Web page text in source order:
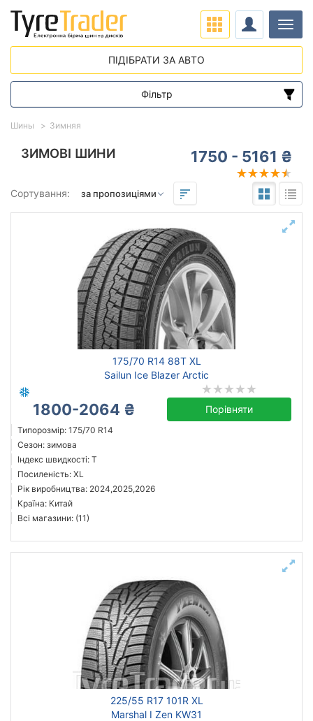
ЗИМОВІ ШИНИ 1750 - 5161 ₴
Сортування:
175/70 R14 88T XL
Sailun Ice Blazer Arctic
1800-2064 ₴ Порівняти
Типорозмір: 175/70 R14
Сезон: зимова
Індекс швидкості: T
Посиленість: XL
Рік виробництва: 2024,2025,2026
Країна: Китай
Всі магазини: (11)
225/55 R17 101R XL
Marshal I Zen KW31
Шины Зимняя
ПІДІБРАТИ ЗА АВТО
Фільтр
Діапазон цін
від
Підбір за параметрами
зимова нешип
Michelin
Triangle
Hankook
Sailun
Bridgestone
Тип транспортного засобу
Посилена шина
Рік виробництва
Країна виробництва